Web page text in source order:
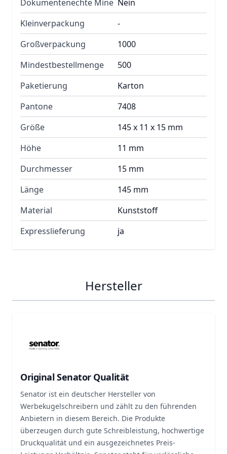
Dokumentenechte Mine Nein
Kleinverpackung
-
Großverpackung
1000
Mindestbestellmenge
500
Paketierung
Karton
Pantone
7408
Größe
145 x 11 x 15 mm
Höhe
11 mm
Durchmesser
15 mm
Länge
145 mm
Material
Kunststoff
Expresslieferung
ja
Hersteller
Original Senator Qualität
Senator ist ein deutscher Hersteller von
Werbekugelschreibern und zählt zu den führenden
Anbietern in diesem Bereich. Die Produkte
überzeugen durch gute Schreibleistung, hochwertige
Druckqualität und ein ausgezeichnetes Preis-